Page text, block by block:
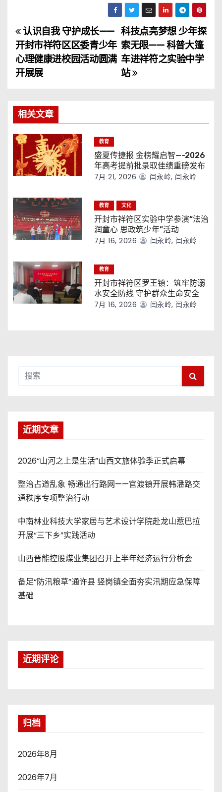
文
章
导
科技点亮梦想 少年探
索无限—— 科普大篷
车进祥符之实验中学
站
认识自我 守护成长——
开封市祥符区区委青少年
心理健康进校园活动圆满
开展展
相关文章
教育
盛夏传捷报 金榜耀启智—-2026
年高考提前批录取佳绩重磅发布
7月 21, 2026 闫永岭, 闫永岭
教育 文化
开封市祥符区实验中学参演“法治
润童心 思政筑少年”活动
7月 16, 2026 闫永岭, 闫永岭
教育
开封市祥符区罗王镇：筑牢防溺
水安全防线 守护群众生命安全
7月 16, 2026 闫永岭, 闫永岭
近期文章
2026“山河之上是生活”山西文旅体验季正式启幕
整治占道乱象 畅通出行路网——官渡镇开展韩潘路交
通秩序专项整治行动
中南林业科技大学家居与艺术设计学院赴龙山惹巴拉
开展“三下乡”实践活动
山西晋能控股煤业集团召开上半年经济运行分析会
备足“防汛粮草”通许县 竖岗镇全面夯实汛期应急保障
基础
近期评论
归档
2026年8月
2026年7月